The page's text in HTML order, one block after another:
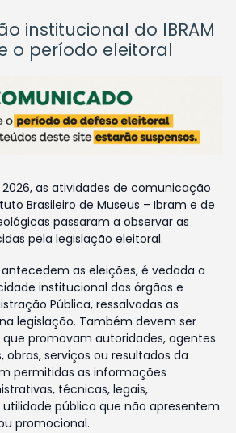
institucional do IBRAM
o período eleitoral
as atividades de comunicação
Brasileiro de Museus – Ibram e de
passaram a observar as
pela legislação eleitoral.
as eleições, é vedada a
institucional dos órgãos e
Pública, ressalvadas as
legislação. Também devem ser
promovam autoridades, agentes
obras, serviços ou resultados da
permitidas as informações
técnicas, legais,
pública que não apresentem
promocional.